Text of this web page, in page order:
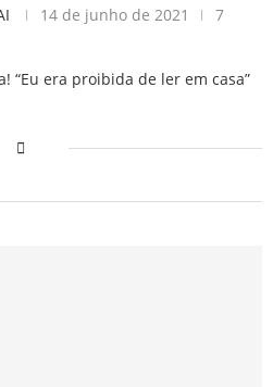
14 de junho de 2021
7
“Eu era proibida de ler em casa”